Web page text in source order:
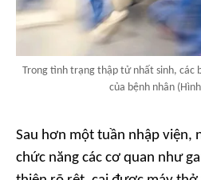
Trong tình trạng thập tử nhất sinh, các
của bệnh nhân
Sau hơn một tuần nhập viện,
chức năng các cơ quan như